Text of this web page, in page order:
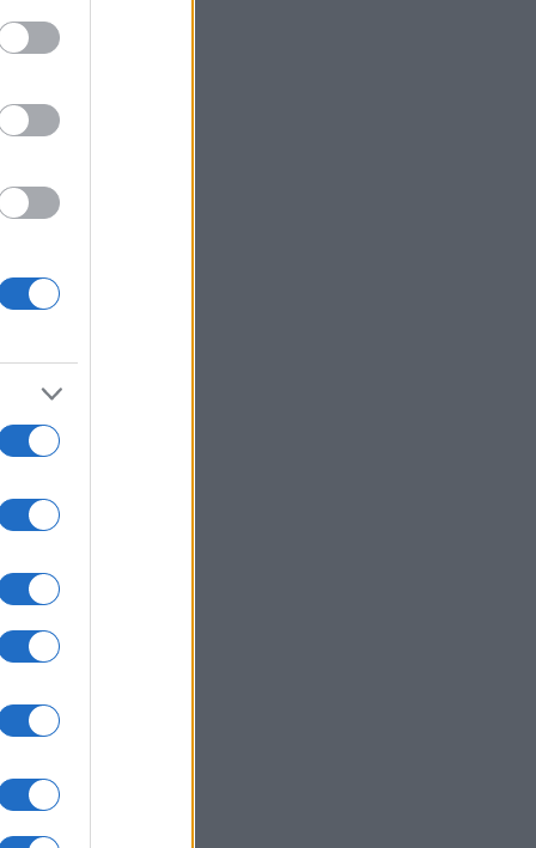
08/26 - 23:21
προγράμματος βλέπουν οι
08/26 - 23:13
έως 100% στις χώρες που
ρωσικό πετρέλαιο και
08/08/26 - 23:10
αστραπή του διοικητή της
στο Ισραήλ: Συναντήθηκε
08/26 - 23:02
τη Μινωική Έκρηξη στη
Έναν αιώνα αργότερα η
πρόβλεψη-σοκ: Πώς θα